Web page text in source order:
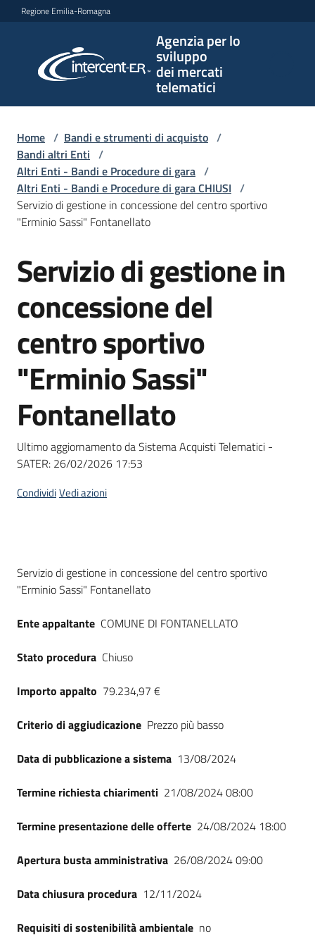
Vai al contenuto
Vai alla navigazione
Vai al footer
Regione Emilia-Romagna
Agenzia per lo
sviluppo
dei mercati
telematici
per lo
sviluppo
telematici
L'Agenzia
Bandi
e
di
Supporto
telematiche
site
su
Home / Bandi e strumenti di acquisto /
Bandi altri Enti /
Altri Enti - Bandi e Procedure di gara /
Altri Enti - Bandi e Procedure di gara CHIUSI /
Servizio di gestione in concessione del centro sportivo
"Erminio Sassi" Fontanellato
Salta al contenuto
Servizio di gestione in
concessione del
centro sportivo
"Erminio Sassi"
Fontanellato
Ultimo aggiornamento da Sistema Acquisti Telematici -
SATER: 26/02/2026 17:53
CondividiVedi azioni
Dati del bando
Servizio di gestione in concessione del centro sportivo
"Erminio Sassi" Fontanellato
Ente appaltante COMUNE DI FONTANELLATO
Stato procedura Chiuso
Importo appalto 79.234,97 €
Criterio di aggiudicazione Prezzo più basso
Data di pubblicazione a sistema 13/08/2024
Termine richiesta chiarimenti 21/08/2024 08:00
Termine presentazione delle offerte 24/08/2024 18:00
Apertura busta amministrativa 26/08/2024 09:00
Data chiusura procedura 12/11/2024
Requisiti di sostenibilità ambientale no